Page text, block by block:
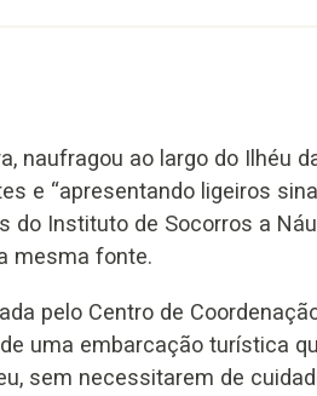
naufragou ao largo do Ilhéu
e “apresentando ligeiros
do Instituto de Socorros a
mesma fonte.
pelo Centro de
uma embarcação turística
sem necessitarem de